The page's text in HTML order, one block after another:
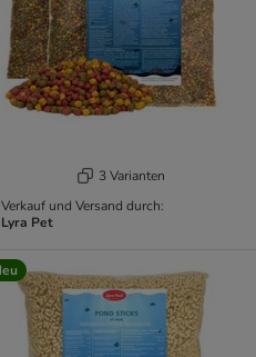
3 Varianten
Verkauf und Versand durch:
Lyra Pet